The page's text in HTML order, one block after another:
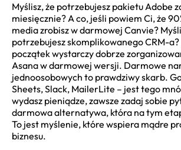
Myślisz, że potrzebujesz pakietu Adobe
miesięcznie? A co, jeśli powiem Ci, że
media zrobisz w darmowej Canvie?
potrzebujesz skomplikowanego CRM-a?
początek wystarczy dobrze
Asana w darmowej wersji. Darmowe
jednoosobowych to prawdziwy skarb.
Sheets, Slack, MailerLite – jest tego
wydasz pieniądze, zawsze zadaj sobie
darmowa alternatywa, która na tym
To jest myślenie, które wspiera mądre
biznesu.